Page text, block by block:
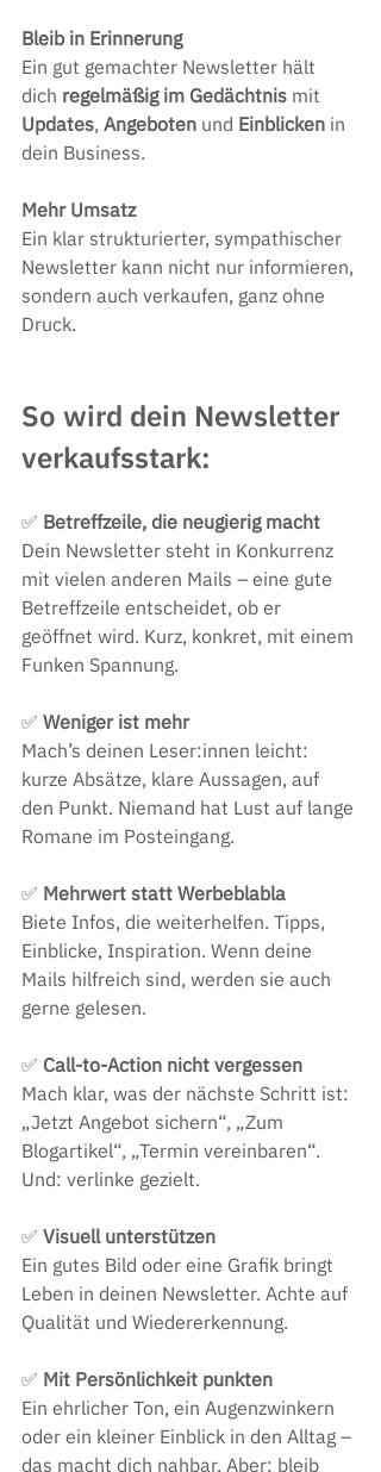
Bleib in Erinnerung
Ein gut gemachter Newsletter hält
dich regelmäßig im Gedächtnis mit
Updates, Angeboten und Einblicken in
dein Business.
Mehr Umsatz
Ein klar strukturierter, sympathischer
Newsletter kann nicht nur informieren,
sondern auch verkaufen, ganz ohne
Druck.
So wird dein Newsletter
verkaufsstark:
✅ Betreffzeile, die neugierig macht
Dein Newsletter steht in Konkurrenz
mit vielen anderen Mails – eine gute
Betreffzeile entscheidet, ob er
geöffnet wird. Kurz, konkret, mit einem
Funken Spannung.
✅ Weniger ist mehr
Mach’s deinen Leser:innen leicht:
kurze Absätze, klare Aussagen, auf
den Punkt. Niemand hat Lust auf lange
Romane im Posteingang.
✅ Mehrwert statt Werbeblabla
Biete Infos, die weiterhelfen. Tipps,
Einblicke, Inspiration. Wenn deine
Mails hilfreich sind, werden sie auch
gerne gelesen.
✅ Call-to-Action nicht vergessen
Mach klar, was der nächste Schritt ist:
„Jetzt Angebot sichern“, „Zum
Blogartikel“, „Termin vereinbaren“.
Und: verlinke gezielt.
✅ Visuell unterstützen
Ein gutes Bild oder eine Grafik bringt
Leben in deinen Newsletter. Achte auf
Qualität und Wiedererkennung.
✅ Mit Persönlichkeit punkten
Ein ehrlicher Ton, ein Augenzwinkern
oder ein kleiner Einblick in den Alltag –
das macht dich nahbar. Aber: bleib